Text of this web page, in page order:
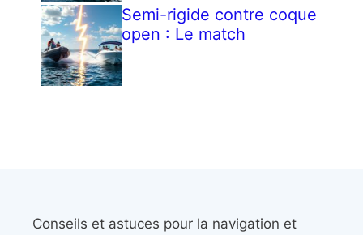
Semi-rigide contre coque
open : Le match
Conseils et astuces pour la navigation et